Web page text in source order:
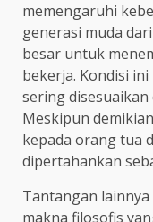
memengaruhi
generasi muda
besar untuk
bekerja. Kondisi
sering
Meskipun
kepada orang tua
dipertahankan
Tantangan
makna filosofis